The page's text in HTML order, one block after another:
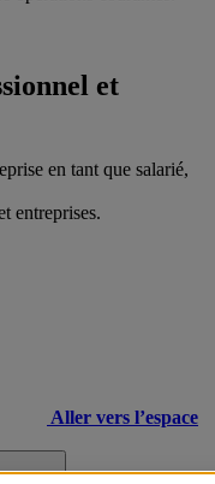
et
en tant que salarié,
entreprises.
Aller vers l’espace